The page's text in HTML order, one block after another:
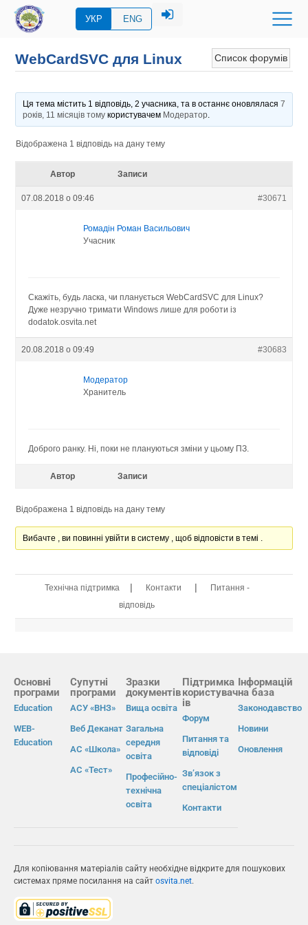
УКР ENG
Список форумів
WebCardSVC для Linux
Ця тема містить 1 відповідь, 2 учасника, та в останнє оновлялася 7
років, 11 місяців томукористувачем Модератор.
Відображена 1 відповідь на дану тему
Автор Записи
07.08.2018 о 09:46 #30671
Ромадін Роман Васильович
Учасник
Скажіть, будь ласка, чи планується WebCardSVC для Linux?
Дуже незручно тримати Windows лише для роботи із
dodatok.osvita.net
20.08.2018 о 09:49 #30683
Модератор
Хранитель
Доброго ранку. Ні, поки не плануються зміни у цьому ПЗ.
Автор Записи
Відображена 1 відповідь на дану тему
Вибачте , ви повинні увійти в систему , щоб відповісти в темі .
Технічна підтримка | Контакти |
Питання -
відповідь
Основні
програми
Education
WEB-
Education
Супутні
програми
АСУ «ВНЗ»
Веб Деканат
АС «Школа»
АС «Тест»
Зразки
документів
Вища освіта
Загальна
середня
освіта
Професійно-
технічна
освіта
Підтримка
користувач
ів
Форум
Питання та
відповіді
Зв’язок з
спеціалістом
Контакти
Інформацій
на база
Законодавство
Новини
Оновлення
Для копіювання матеріалів сайту необхідне відкрите для пошукових
системах пряме посилання на сайт osvita.net.